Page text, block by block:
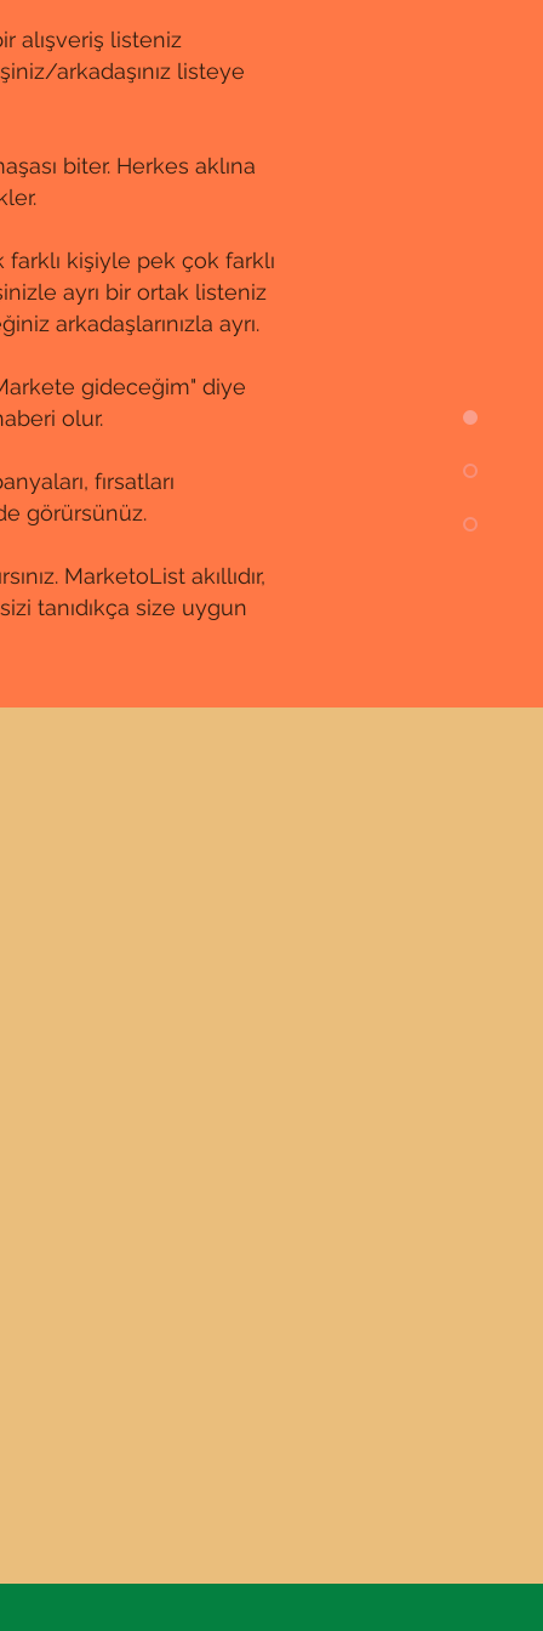
alışveriş listeniz
arkadaşınız listeye
biter. Herkes aklına
kişiyle pek çok farklı
ayrı bir ortak listeniz
arkadaşlarınızla ayrı.
gideceğim" diye
olur.
fırsatları
görürsünüz.​
MarketoList akıllıdır,
tanıdıkça size uygun